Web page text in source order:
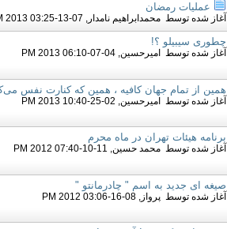
عملیات رمضان
آغاز شده توسط محمدابراهیم نامدار , 07-13-2013 03:25 PM
چطوری سیبیلو ؟!
آغاز شده توسط امیرحسین, 04-07-2013 06:10 PM
همین از تمام جهان کافیه ، همین که کنارت نفس
آغاز شده توسط امیرحسین
برنامه هیئات تهران در ماه محرم
آغاز شده توسط محمد حسین, 11-10-2012 07:40 PM
صیغه ای جدید به اسم " چادرمانتو "
آغاز شده توسط پرواز